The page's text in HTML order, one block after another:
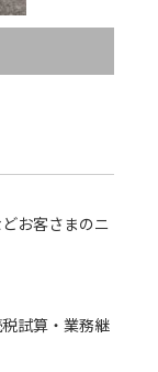
お客さまのニ
試算・業務継